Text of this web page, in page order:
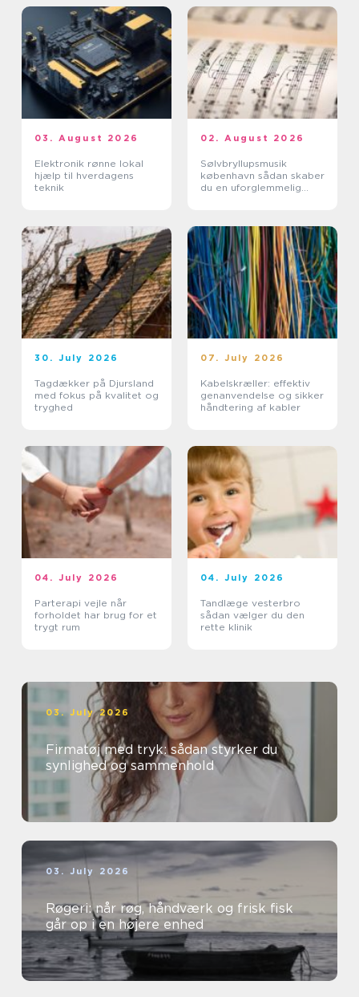
03. August 2026
Elektronik rønne lokal
hjælp til hverdagens
teknik
02. August 2026
Sølvbryllupsmusik
københavn sådan skaber
du en uforglemmelig
30. July 2026
Tagdækker på Djursland
med fokus på kvalitet og
tryghed
07. July 2026
Kabelskræller: effektiv
genanvendelse og sikker
håndtering af kabler
04. July 2026
Parterapi vejle når
forholdet har brug for et
trygt rum
04. July 2026
Tandlæge vesterbro
sådan vælger du den
rette klinik
03. July 2026
Firmatøj med tryk: sådan styrker du
synlighed og sammenhold
03. July 2026
Røgeri: når røg, håndværk og frisk fisk
går op i en højere enhed